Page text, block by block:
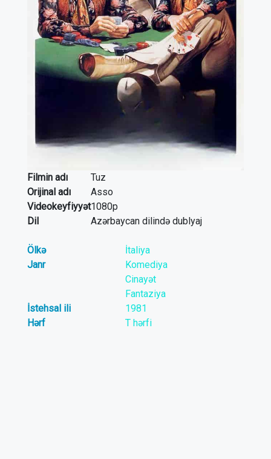
Filmin adı
Tuz
Orijinal adı
Asso
Videokeyfiyyət1080p
Dil
Azərbaycan dilində dublyaj
Ölkə
İtaliya
Janr
Komediya
Cinayət
Fantaziya
İstehsal ili
1981
Hərf
T hərfi